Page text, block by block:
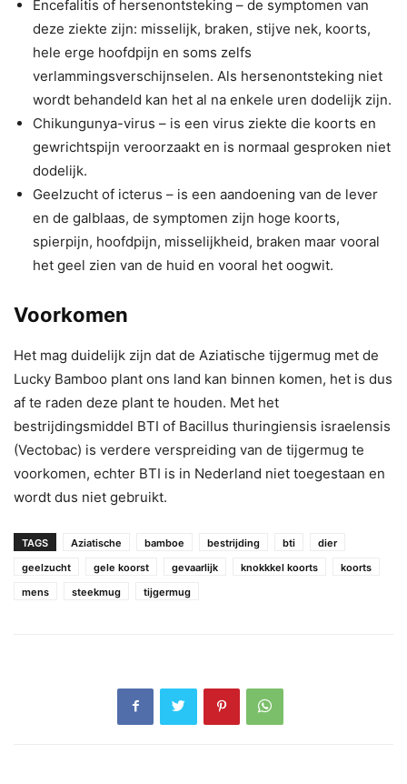
Encefalitis of hersenontsteking – de symptomen van
deze ziekte zijn: misselijk, braken, stijve nek, koorts,
hele erge hoofdpijn en soms zelfs
verlammingsverschijnselen. Als hersenontsteking niet
wordt behandeld kan het al na enkele uren dodelijk zijn.
Chikungunya-virus – is een virus ziekte die koorts en
gewrichtspijn veroorzaakt en is normaal gesproken niet
dodelijk.
Geelzucht of icterus – is een aandoening van de lever
en de galblaas, de symptomen zijn hoge koorts,
spierpijn, hoofdpijn, misselijkheid, braken maar vooral
het geel zien van de huid en vooral het oogwit.
Voorkomen
Het mag duidelijk zijn dat de Aziatische tijgermug met de
Lucky Bamboo plant ons land kan binnen komen, het is dus
af te raden deze plant te houden. Met het
bestrijdingsmiddel BTI of Bacillus thuringiensis israelensis
(Vectobac) is verdere verspreiding van de tijgermug te
voorkomen, echter BTI is in Nederland niet toegestaan en
wordt dus niet gebruikt.
TAGS Aziatische bamboe bestrijding bti
dier
geelzucht
gele koorst gevaarlijk knokkkel koorts
koorts
mens
steekmug tijgermug